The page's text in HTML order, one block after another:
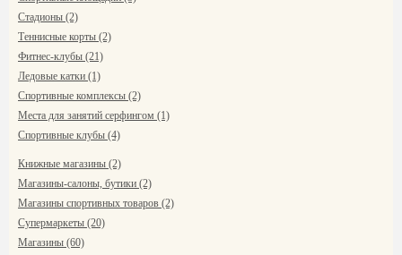
Стадионы (2)
Теннисные корты (2)
Фитнес-клубы (21)
Ледовые катки (1)
Спортивные комплексы (2)
Места для занятий серфингом (1)
Спортивные клубы (4)
Книжные магазины (2)
Магазины-салоны, бутики (2)
Магазины спортивных товаров (2)
Супермаркеты (20)
Магазины (60)